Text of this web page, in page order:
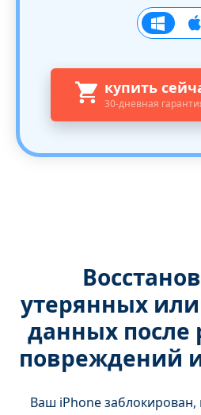
купить
30-дневная
утерянных
данных после
повреждений
Ваш iPhone